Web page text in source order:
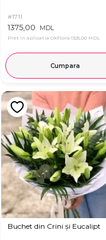
#1711
1375,00 MDL
Pret in aplicatia OkFlora 1325,00 MDL
Cumpara
Buchet din Crini și Eucalipt